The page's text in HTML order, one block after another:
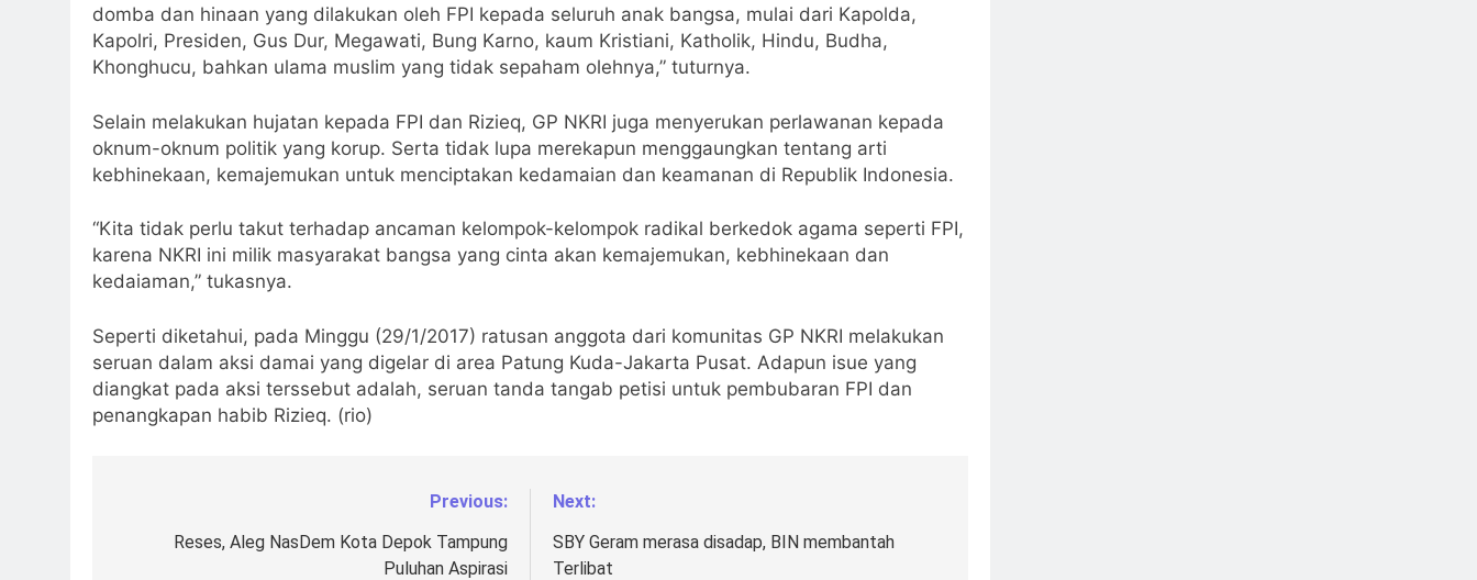
domba dan hinaan yang dilakukan oleh FPI kepada seluruh anak bangsa, mulai dari Kapolda,
Kapolri, Presiden, Gus Dur, Megawati, Bung Karno, kaum Kristiani, Katholik, Hindu, Budha,
Khonghucu, bahkan ulama muslim yang tidak sepaham olehnya,” tuturnya.
Selain melakukan hujatan kepada FPI dan Rizieq, GP NKRI juga menyerukan perlawanan kepada
oknum-oknum politik yang korup. Serta tidak lupa merekapun menggaungkan tentang arti
kebhinekaan, kemajemukan untuk menciptakan kedamaian dan keamanan di Republik Indonesia.
“Kita tidak perlu takut terhadap ancaman kelompok-kelompok radikal berkedok agama seperti FPI,
karena NKRI ini milik masyarakat bangsa yang cinta akan kemajemukan, kebhinekaan dan
kedaiaman,” tukasnya.
Seperti diketahui, pada Minggu (29/1/2017) ratusan anggota dari komunitas GP NKRI melakukan
seruan dalam aksi damai yang digelar di area Patung Kuda-Jakarta Pusat. Adapun isue yang
diangkat pada aksi terssebut adalah, seruan tanda tangab petisi untuk pembubaran FPI dan
penangkapan habib Rizieq. (rio)
Previous:
Reses, Aleg NasDem Kota Depok Tampung
Puluhan Aspirasi
Next:
SBY Geram merasa disadap, BIN membantah
Terlibat